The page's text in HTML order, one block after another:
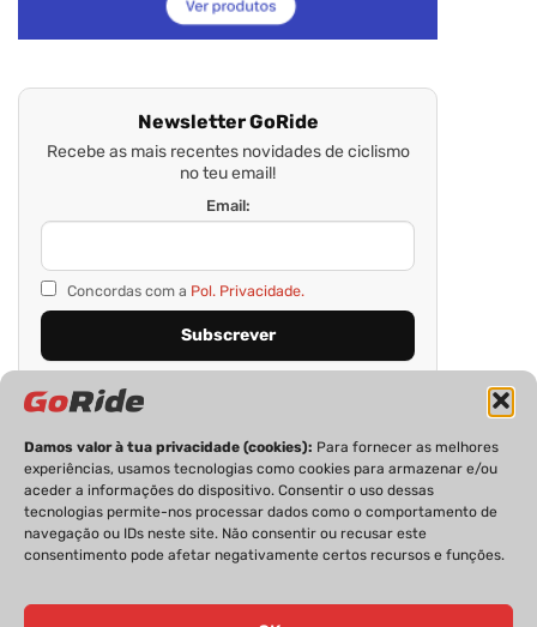
Damos valor à tua privacidade (cookies): Para fornecer as melhores
experiências, usamos tecnologias como cookies para armazenar e/ou
aceder a informações do dispositivo. Consentir o uso dessas
tecnologias permite-nos processar dados como o comportamento de
navegação ou IDs neste site. Não consentir ou recusar este
consentimento pode afetar negativamente certos recursos e funções.
Newsletter GoRide
Recebe as mais recentes novidades de ciclismo
no teu email!
Email:
Concordas com a Pol. Privacidade.
PRIVACIDADE FICHA TÉCNICA
ESTATUTO EDITORIAL